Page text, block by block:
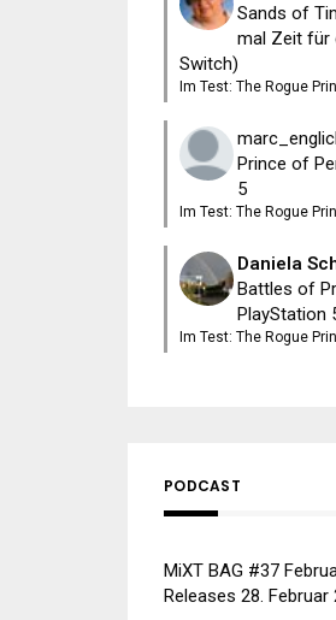
Sands of
mal Zeit für
Switch)
Im Test: The Rogue
Prince of
5
Im Test: The Rogue
Daniela
Battles of
PlayStation
Im Test: The Rogue
PODCAST
MiXT BAG #37
Releases 28. Februar